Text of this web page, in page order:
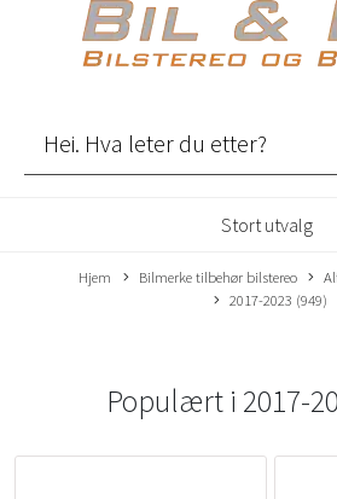
Stort utvalg
Hjem Bilmerke tilbehør bilstereo
2017-2023 (949)
Populært i 2017-